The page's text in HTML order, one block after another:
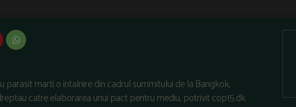
parasit marti o intalnire din cadrul summitului de la Bangkok,
catre elaborarea unui pact pentru mediu, potrivit cop15.dk.